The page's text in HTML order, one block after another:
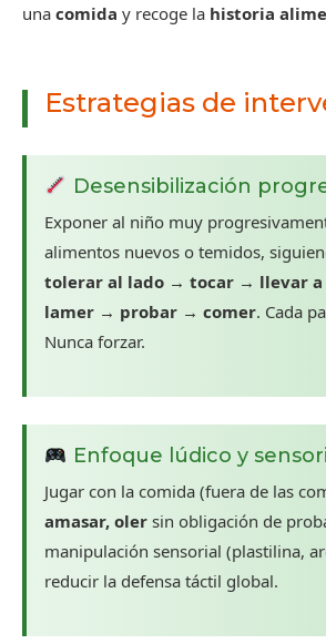
una comida y recoge la historia
Estrategias de
Desensibilización
Exponer al niño muy
alimentos nuevos o temidos,
tolerar al lado → tocar → llevar a
lamer → probar → comer. Cada
Nunca forzar.
Enfoque lúdico y
Jugar con la comida (fuera de las
amasar, oler sin obligación de
manipulación sensorial (plastilina,
reducir la defensa táctil global.